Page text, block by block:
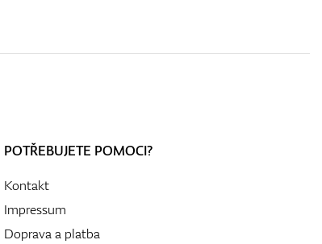
POTŘEBUJETE POMOCI?
Kontakt
Impressum
Doprava a platba